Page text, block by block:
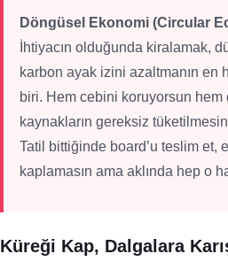
Döngüsel Ekonomi (Circular
İhtiyacın olduğunda kiralamak,
karbon ayak izini azaltmanın en
biri. Hem cebini koruyorsun hem
kaynakların gereksiz
Tatil bittiğinde board’u teslim et,
kaplamasın ama aklında hep o
Küreği Kap, Dalgalara